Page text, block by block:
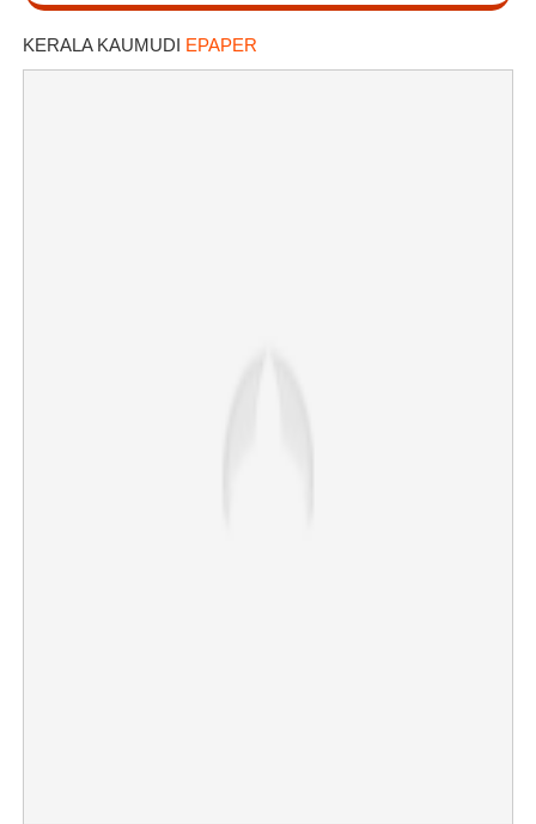
KERALA KAUMUDI EPAPER